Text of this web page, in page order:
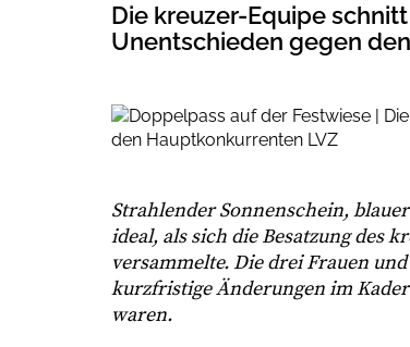
Die kreuzer-Equipe
Unentschieden gegen
Strahlender Sonnenschein,
ideal, als sich die Besatzung des
versammelte. Die drei Frauen
kurzfristige Änderungen im
waren.